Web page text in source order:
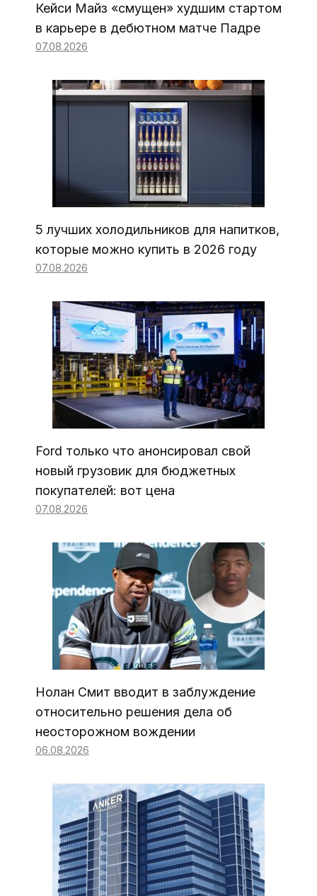
Кейси Майз «смущен» худшим стартом
в карьере в дебютном матче Падре
07.08.2026
5 лучших холодильников для напитков,
которые можно купить в 2026 году
07.08.2026
Ford только что анонсировал свой
новый грузовик для бюджетных
покупателей: вот цена
07.08.2026
Нолан Смит вводит в заблуждение
относительно решения дела об
неосторожном вождении
06.08.2026